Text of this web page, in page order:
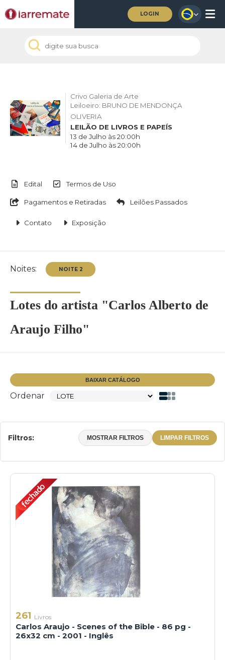
LOGIN
Crivo Galeria de Arte
Leiloeiro: BRUNO DE MENDONÇA
OLIVERIA
LEILÃO DE LIVROS E PAPEÍS
13 de Julho às 20:00h
14 de Julho às 20:00h
Edital Termos de Uso
Pagamentos e Retiradas Leilões Passados
Contato Exposição
Noites:
NOITE 2
Lotes do artista "Carlos Alberto de
Araujo Filho"
BAIXAR CATÁLOGO
Ordenar
Filtros: MOSTRAR FILTROS LIMPAR FILTROS
261 Livros
Carlos Araujo - Scenes of the Bible - 86 pg -
26x32 cm - 2001 - Inglês